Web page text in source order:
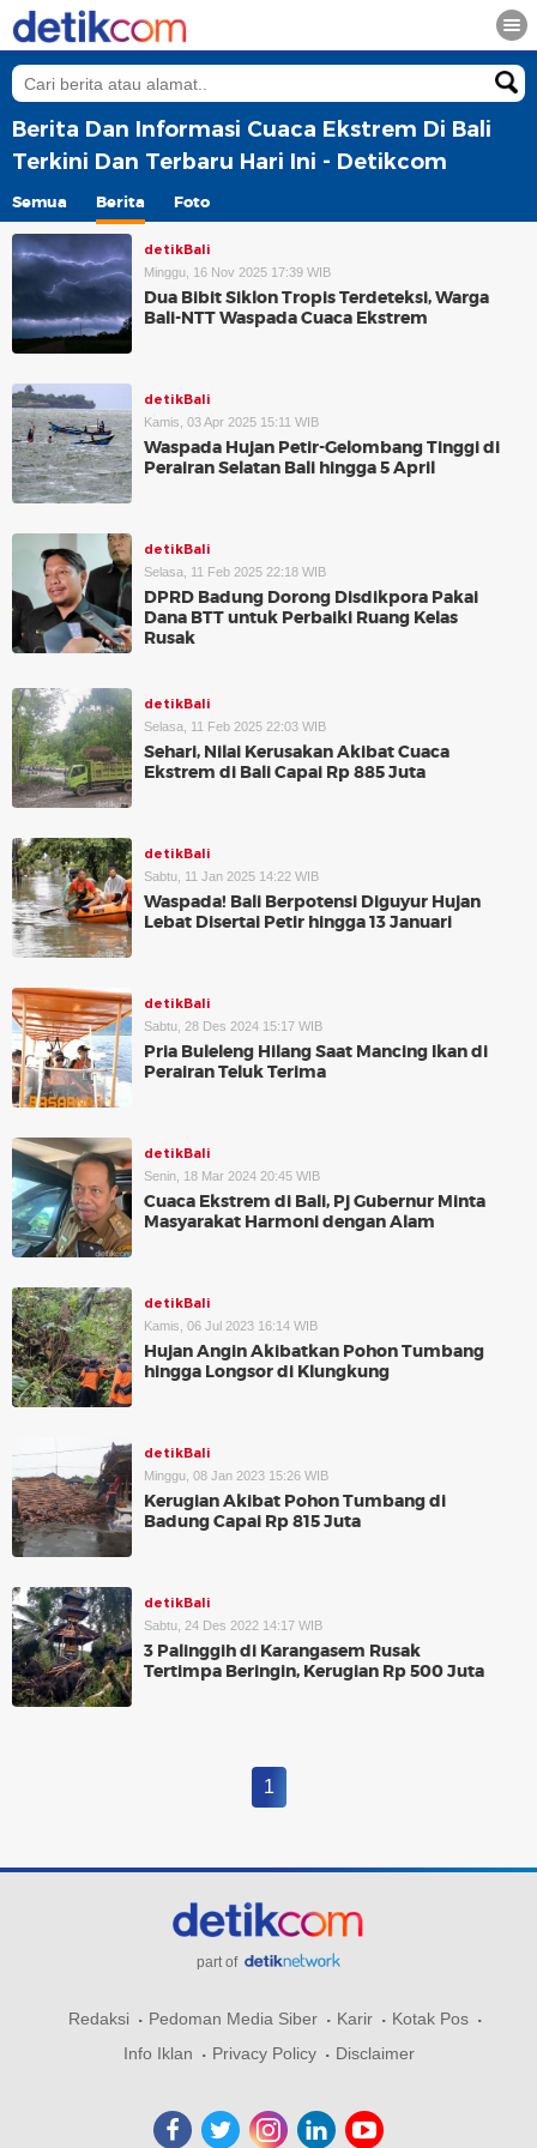
Berita Dan Informasi Cuaca Ekstrem Di Bali
Terkini Dan Terbaru Hari Ini - Detikcom
Semua Berita Foto
detikBali
Minggu, 16 Nov 2025 17:39 WIB
Dua Bibit Siklon Tropis Terdeteksi, Warga
Bali-NTT Waspada Cuaca Ekstrem
detikBali
Kamis, 03 Apr 2025 15:11 WIB
Waspada Hujan Petir-Gelombang Tinggi di
Perairan Selatan Bali hingga 5 April
detikBali
Selasa, 11 Feb 2025 22:18 WIB
DPRD Badung Dorong Disdikpora Pakai
Dana BTT untuk Perbaiki Ruang Kelas
Rusak
detikBali
Selasa, 11 Feb 2025 22:03 WIB
Sehari, Nilai Kerusakan Akibat Cuaca
Ekstrem di Bali Capai Rp 885 Juta
detikBali
Sabtu, 11 Jan 2025 14:22 WIB
Waspada! Bali Berpotensi Diguyur Hujan
Lebat Disertai Petir hingga 13 Januari
detikBali
Sabtu, 28 Des 2024 15:17 WIB
Pria Buleleng Hilang Saat Mancing Ikan di
Perairan Teluk Terima
detikBali
Senin, 18 Mar 2024 20:45 WIB
Cuaca Ekstrem di Bali, Pj Gubernur Minta
Masyarakat Harmoni dengan Alam
detikBali
Kamis, 06 Jul 2023 16:14 WIB
Hujan Angin Akibatkan Pohon Tumbang
hingga Longsor di Klungkung
detikBali
Minggu, 08 Jan 2023 15:26 WIB
Kerugian Akibat Pohon Tumbang di
Badung Capai Rp 815 Juta
detikBali
Sabtu, 24 Des 2022 14:17 WIB
3 Palinggih di Karangasem Rusak
Tertimpa Beringin, Kerugian Rp 500 Juta
1
part of
Redaksi Pedoman Media Siber Karir
Kotak Pos
Info Iklan
Privacy Policy Disclaimer